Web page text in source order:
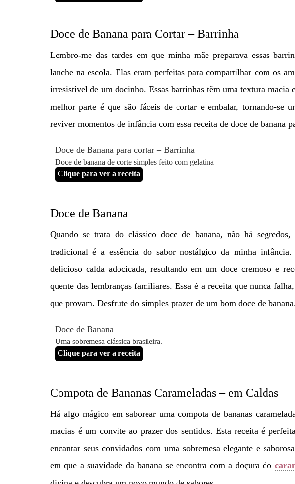
Doce de Banana para Cortar – Barrinha
Lembro-me das tardes em que minha mãe preparava essas
lanche na escola. Elas eram perfeitas para compartilhar com os
irresistível de um docinho. Essas barrinhas têm uma textura macia
melhor parte é que são fáceis de cortar e embalar, tornando-se
reviver momentos de infância com essa receita de doce de banana
Doce de Banana para cortar – Barrinha
Doce de banana de corte simples feito com gelatina
Clique para ver a receita
Doce de Banana
Quando se trata do clássico doce de banana, não há
tradicional é a essência do sabor nostálgico da minha
delicioso calda adocicada, resultando em um doce cremoso e
quente das lembranças familiares. Essa é a receita que nunca
que provam. Desfrute do simples prazer de um bom doce de banana.
Doce de Banana
Uma sobremesa clássica brasileira.
Clique para ver a receita
Compota de Bananas Carameladas – em Caldas
Há algo mágico em saborear uma compota de bananas
macias é um convite ao prazer dos sentidos. Esta receita é
encantar seus convidados com uma sobremesa elegante e
em que a suavidade da banana se encontra com a doçura do